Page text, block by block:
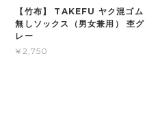
【竹布】 TAKEFU ヤク混ゴム
無しソックス（男女兼用） 杢グ
レー
¥2,750